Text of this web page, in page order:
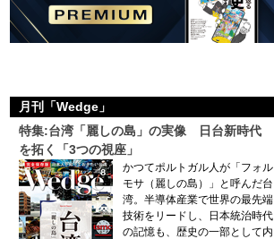
月刊「Wedge」
特集:台湾「麗しの島」の実像 日台新時代
を拓く「3つの視座」
かつてポルトガル人が「フォル
モサ（麗しの島）」と呼んだ台
湾。半導体産業で世界の最先端
技術をリードし、日本統治時代
の記憶も、歴史の一部として内